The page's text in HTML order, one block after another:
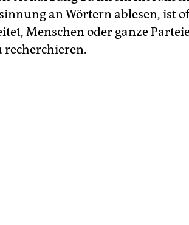
an Wörtern ablesen, ist
Menschen oder ganze
recherchieren.